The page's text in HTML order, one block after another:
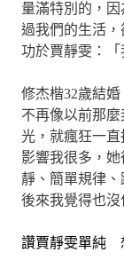
量滿特別的，
過我們的生活
功於賈靜雯：「
修杰楷32歲結
不再像以前那
光，就瘋狂一
影響我很多，
靜、簡單規律、
後來我覺得也沒
讚賈靜雯單純